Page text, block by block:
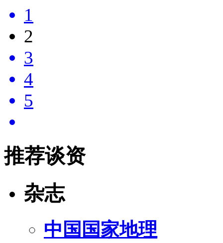
1
2
3
4
5
推荐谈资
杂志
中国国家地理